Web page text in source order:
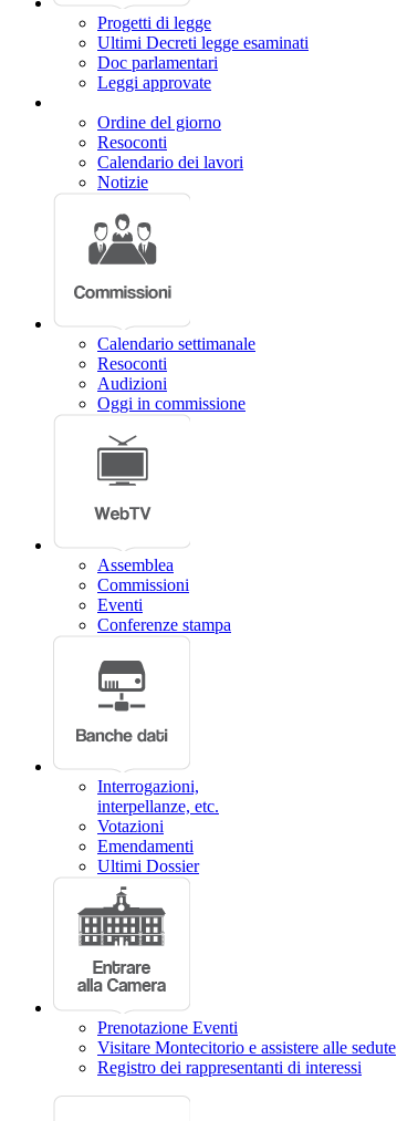
Progetti di legge
Ultimi Decreti legge esaminati
Doc parlamentari
Leggi approvate
Ordine del giorno
Resoconti
Calendario dei lavori
Notizie
Calendario settimanale
Resoconti
Audizioni
Oggi in commissione
Assemblea
Commissioni
Eventi
Conferenze stampa
Interrogazioni,
interpellanze, etc.
Votazioni
Emendamenti
Ultimi Dossier
Prenotazione Eventi
Visitare Montecitorio e assistere alle sedute
Registro dei rappresentanti di interessi